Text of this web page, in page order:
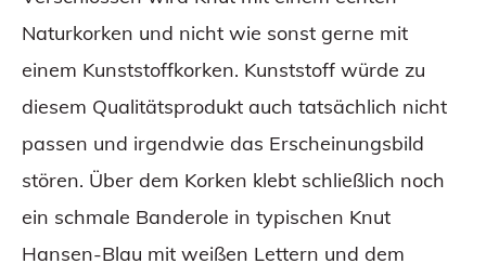
Naturkorken und nicht wie sonst gerne mit
einem Kunststoffkorken. Kunststoff würde zu
diesem Qualitätsprodukt auch tatsächlich nicht
passen und irgendwie das Erscheinungsbild
stören. Über dem Korken klebt schließlich noch
ein schmale Banderole in typischen Knut
Hansen-Blau mit weißen Lettern und dem